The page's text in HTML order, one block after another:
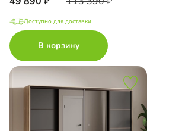
Доступно для доставки
В корзину